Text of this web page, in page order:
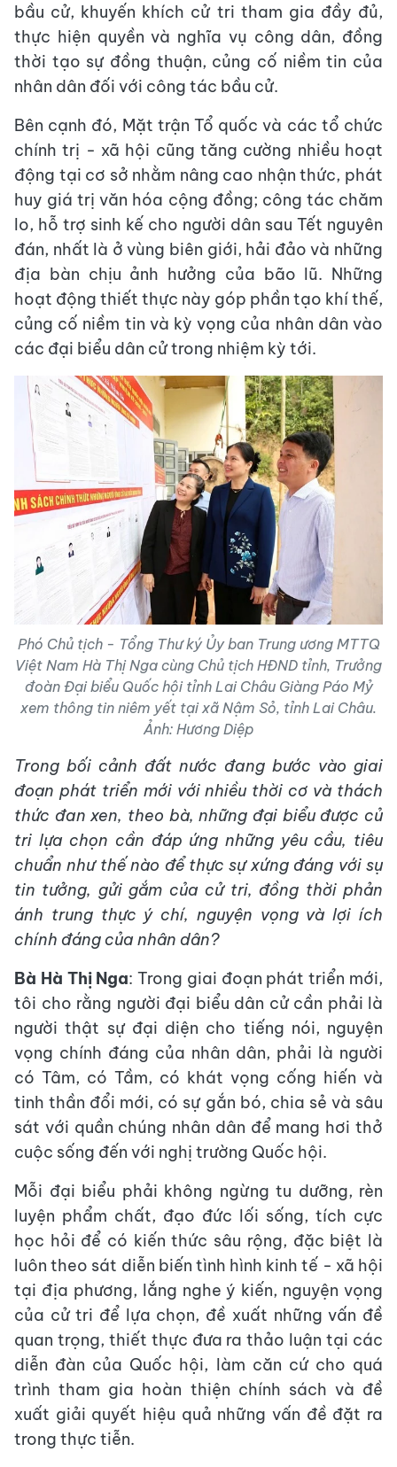
bầu cử, khuyến khích cử tri tham gia đầy đủ,
thực hiện quyền và nghĩa vụ công dân, đồng
thời tạo sự đồng thuận, củng cố niềm tin của
nhân dân đối với công tác bầu cử.
Bên cạnh đó, Mặt trận Tổ quốc và các tổ chức
chính trị - xã hội cũng tăng cường nhiều hoạt
động tại cơ sở nhằm nâng cao nhận thức, phát
huy giá trị văn hóa cộng đồng; công tác chăm
lo, hỗ trợ sinh kế cho người dân sau Tết nguyên
đán, nhất là ở vùng biên giới, hải đảo và những
địa bàn chịu ảnh hưởng của bão lũ. Những
hoạt động thiết thực này góp phần tạo khí thế,
củng cố niềm tin và kỳ vọng của nhân dân vào
các đại biểu dân cử trong nhiệm kỳ tới.
Phó Chủ tịch - Tổng Thư ký Ủy ban Trung ương MTTQ
Việt Nam Hà Thị Nga cùng Chủ tịch HĐND tỉnh, Trưởng
đoàn Đại biểu Quốc hội tỉnh Lai Châu Giàng Páo Mỷ
xem thông tin niêm yết tại xã Nậm Sỏ, tỉnh Lai Châu.
Ảnh: Hương Diệp
Trong bối cảnh đất nước đang bước vào giai
đoạn phát triển mới với nhiều thời cơ và thách
thức đan xen, theo bà, những đại biểu được cử
tri lựa chọn cần đáp ứng những yêu cầu, tiêu
chuẩn như thế nào để thực sự xứng đáng với sự
tin tưởng, gửi gắm của cử tri, đồng thời phản
ánh trung thực ý chí, nguyện vọng và lợi ích
chính đáng của nhân dân?
Bà Hà Thị Nga: Trong giai đoạn phát triển mới,
tôi cho rằng người đại biểu dân cử cần phải là
người thật sự đại diện cho tiếng nói, nguyện
vọng chính đáng của nhân dân, phải là người
có Tâm, có Tầm, có khát vọng cống hiến và
tinh thần đổi mới, có sự gắn bó, chia sẻ và sâu
sát với quần chúng nhân dân để mang hơi thở
cuộc sống đến với nghị trường Quốc hội.
Mỗi đại biểu phải không ngừng tu dưỡng, rèn
luyện phẩm chất, đạo đức lối sống, tích cực
học hỏi để có kiến thức sâu rộng, đặc biệt là
luôn theo sát diễn biến tình hình kinh tế - xã hội
tại địa phương, lắng nghe ý kiến, nguyện vọng
của cử tri để lựa chọn, đề xuất những vấn đề
quan trọng, thiết thực đưa ra thảo luận tại các
diễn đàn của Quốc hội, làm căn cứ cho quá
trình tham gia hoàn thiện chính sách và đề
xuất giải quyết hiệu quả những vấn đề đặt ra
trong thực tiễn.